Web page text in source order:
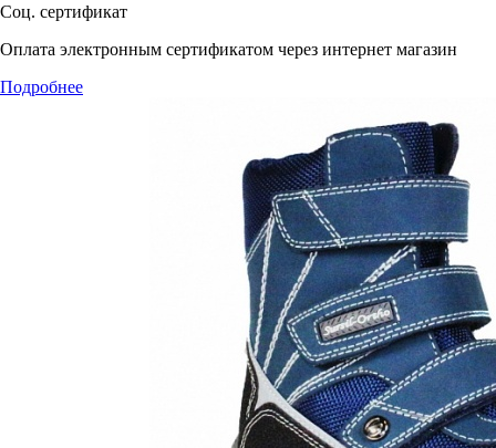
Соц. сертификат
Оплата электронным сертификатом через интернет магазин
Подробнее